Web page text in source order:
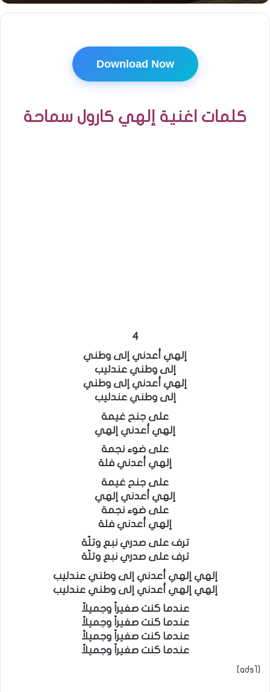
Download Now
كلمات اغنية إلهي كارول سماحة
4
إلهي أعدني إلى وطني
إلى وطني عندليب
إلهي أعدني إلى وطني
إلى وطني عندليب
على جنح غيمة
إلهي أعدني إلهي
على ضوء نجمة
إلهي أعدني فلة
على جنح غيمة
إلهي أعدني إلهي
على ضوء نجمة
إلهي أعدني فلة
ترف على صدري نبع وتلّة
ترف على صدري نبع وتلّة
إلهي إلهي أعدني إلى وطني عندليب
إلهي إلهي أعدني إلى وطني عندليب
عندما كنت صغيراً وجميلاً
عندما كنت صغيراً وجميلاً
عندما كنت صغيراً وجميلاً
عندما كنت صغيراً وجميلاً
[ads1]